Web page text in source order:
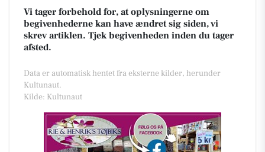
Vi tager forbehold for, at oplysningerne om
begivenhederne kan have ændret sig siden, vi
skrev artiklen. Tjek begivenheden inden du tager
afsted.
Data er automatisk hentet fra eksterne kilder, herunder
Kultunaut.
Kilde: Kultunaut